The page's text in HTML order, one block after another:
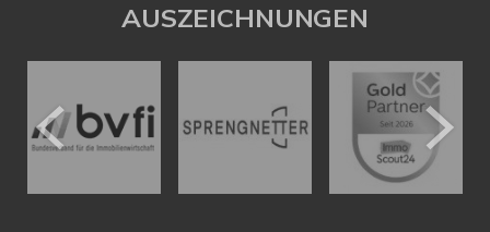
AUSZEICHNUNGEN